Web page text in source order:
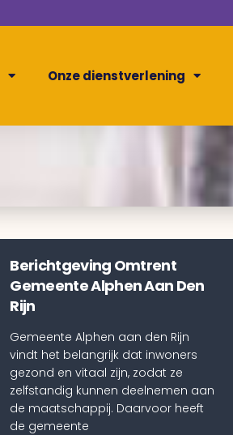
Onze dienstverlening
Berichtgeving Omtrent
Gemeente Alphen Aan Den
Rijn
Gemeente Alphen aan den Rijn
vindt het belangrijk dat inwoners
gezond en vitaal zijn, zodat ze
zelfstandig kunnen deelnemen aan
de maatschappij. Daarvoor heeft
de gemeente